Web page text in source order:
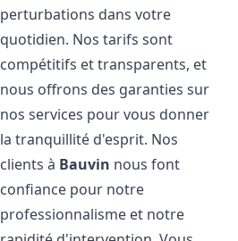
perturbations dans votre
quotidien. Nos tarifs sont
compétitifs et transparents, et
nous offrons des garanties sur
nos services pour vous donner
la tranquillité d'esprit. Nos
clients à Bauvin nous font
confiance pour notre
professionnalisme et notre